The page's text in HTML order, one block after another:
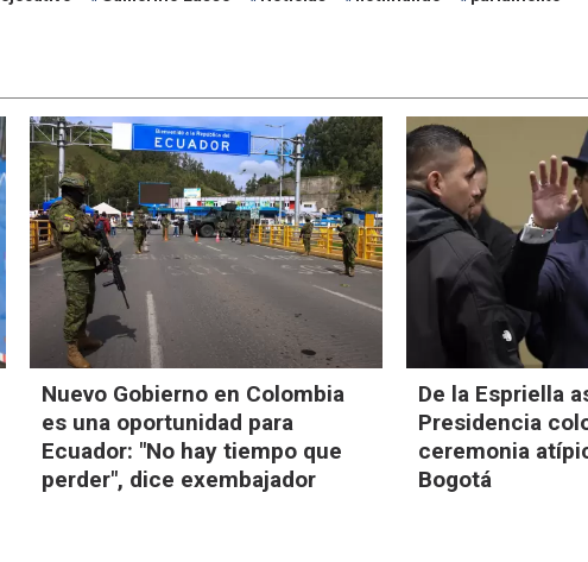
Nuevo Gobierno en Colombia
es una oportunidad para
Ecuador: "No hay tiempo que
perder", dice exembajador
De la Espriella
Presidencia
ceremonia
Bogotá